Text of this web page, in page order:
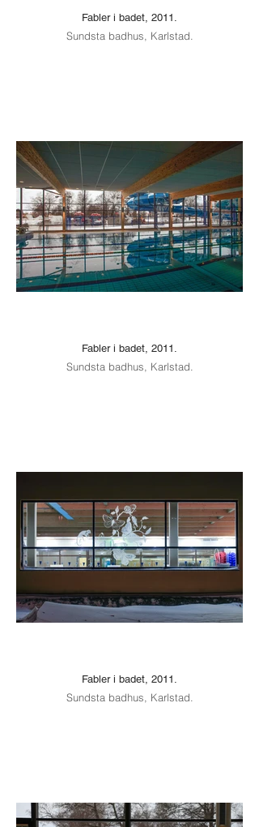
Fabler i badet, 2011.
Sundsta badhus, Karlstad.
Fabler i badet, 2011.
Sundsta badhus, Karlstad.
Fabler i badet, 2011.
Sundsta badhus, Karlstad.